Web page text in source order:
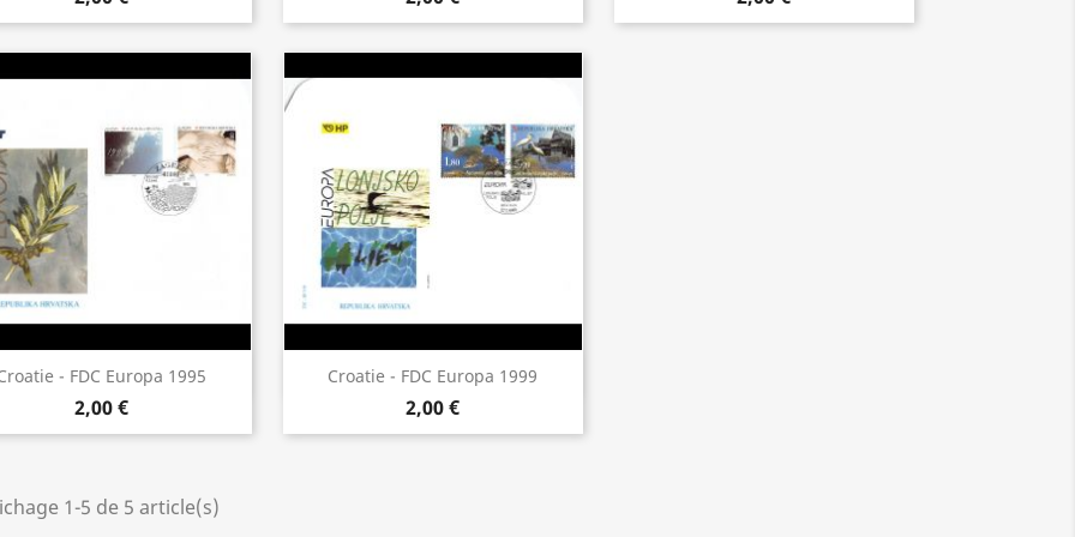
- FDC Europa 1995
2,00 €
Aperçu rapide Croatie - FDC Europa 1999
2,00 €
Aperçu rapide
1-5 de 5 article(s)